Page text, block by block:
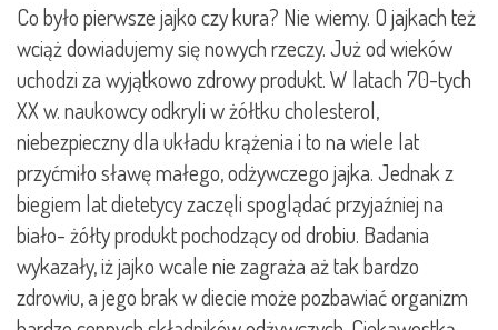
Co było pierwsze jajko czy kura? Nie wiemy. O jajkach też
wciąż dowiadujemy się nowych rzeczy. Już od wieków
uchodzi za wyjątkowo zdrowy produkt. W latach 70-tych
XX w. naukowcy odkryli w żółtku cholesterol,
niebezpieczny dla układu krążenia i to na wiele lat
przyćmiło sławę małego, odżywczego jajka. Jednak z
biegiem lat dietetycy zaczęli spoglądać przyjaźniej na
biało- żółty produkt pochodzący od drobiu. Badania
wykazały, iż jajko wcale nie zagraża aż tak bardzo
zdrowiu, a jego brak w diecie może pozbawiać organizm